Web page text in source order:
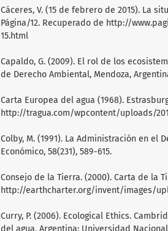
Cáceres, V. (15 de febrero de 2015). La
Página/12. Recuperado de http://
15.html
Capaldo, G. (2009). El rol de los
de Derecho Ambiental, Mendoza,
Carta Europea del agua (1968).
http://tragua.com/wpcontent/uploads/
Colby, M. (1991). La Administración en el
Económico, 58(231), 589-615.
Consejo de la Tierra. (2000). Carta de la
http://earthcharter.org/invent/images/
Curry, P. (2006). Ecological Ethics.